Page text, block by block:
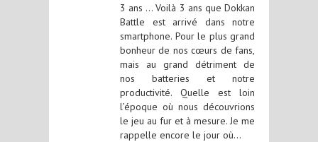
3 ans … Voilà 3 ans que Dokkan
Battle est arrivé dans notre
smartphone. Pour le plus grand
bonheur de nos cœurs de fans,
mais au grand détriment de
nos batteries et notre
productivité. Quelle est loin
l’époque où nous découvrions
le jeu au fur et à mesure. Je me
rappelle encore le jour où…